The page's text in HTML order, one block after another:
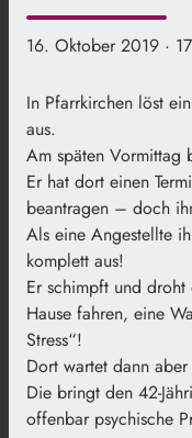
16. Oktober 2019 ·
In Pfarrkirchen löst
aus.
Am späten Vormittag
Er hat dort einen
beantragen – doch
Als eine Angestellte
komplett aus!
Er schimpft und
Hause fahren, eine
Stress“!
Dort wartet dann
Die bringt den 42-
offenbar psychische